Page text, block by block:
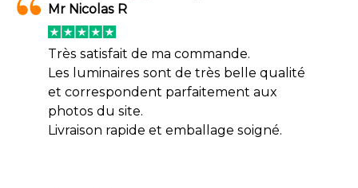
Mr Nicolas R
Très satisfait de ma commande.
Les luminaires sont de très belle qualité
et correspondent parfaitement aux
photos du site.
Livraison rapide et emballage soigné.